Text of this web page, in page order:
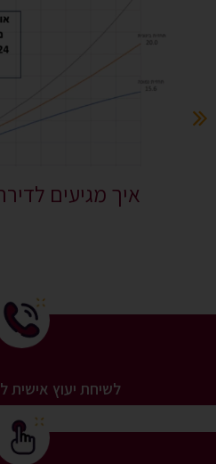
איך מגיעים
לשיחת יעוץ אישית